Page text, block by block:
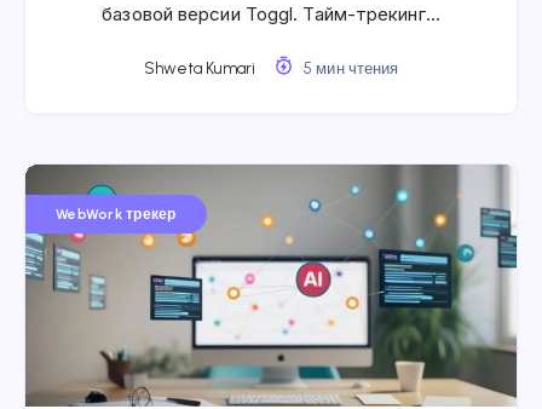
базовой версии Toggl. Тайм-трекинг…
Shweta Kumari 5 мин чтения
WebWork трекер